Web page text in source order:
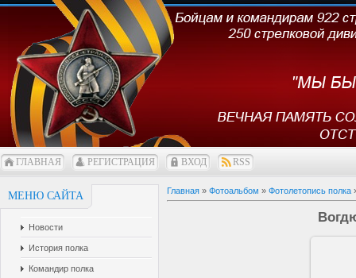
ГЛАВНАЯ РЕГИСТРАЦИЯ ВХОД RSS
МЕНЮ САЙТА
Новости
История полка
Командир полка
Главная » Фотоальбом » Фотолетопись полка